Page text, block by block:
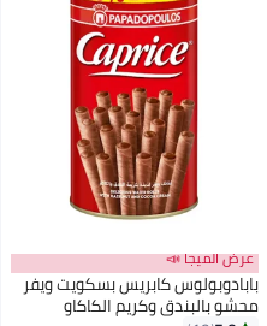
عرض الميجا 📣
بابادوبولوس كابريس بسكويت ويفر
محشو بالبندق وكريم الكاكاو